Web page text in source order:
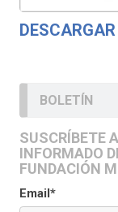
BOLETÍN
SUSCRÍBETE
INFORMADO
FUNDACIÓN
Email*